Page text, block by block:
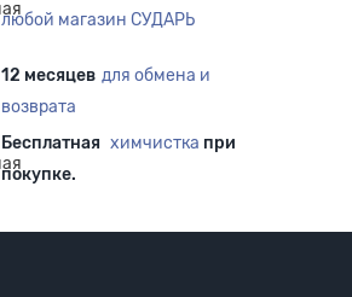
любой магазин СУДАРЬ
12 месяцев для обмена и
возврата
Бесплатная химчистка при
покупке.